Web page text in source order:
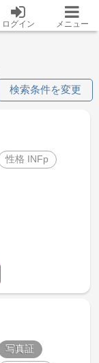
ログイン メニュー
検索条件を変更
性格 INFp
写真証